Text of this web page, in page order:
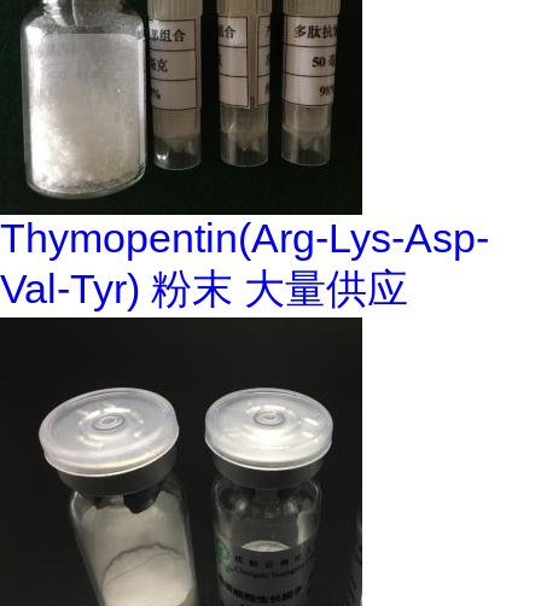
Thymopentin(Arg-Lys-Asp-
Val-Tyr) 粉末 大量供应